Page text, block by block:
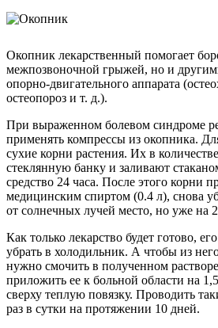
Окопник лекарственный помогает
межпозвоночной грыжей, но и
опорно-двигательного аппарата
остеопороз и т. д.).
При выраженном болевом синдроме
применять компрессы из окопника.
сухие корни растения. Их в
стеклянную банку и заливают
средство 24 часа. После этого корни
медицинским спиртом (0.4 л), снова
от солнечных лучей место, но уже на
Как только лекарство будет готово,
убрать в холодильник. А чтобы из
нужно смочить в полученном
приложить ее к больной области на
сверху теплую повязку. Проводить
раз в сутки на протяжении 10 дней.